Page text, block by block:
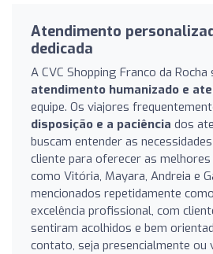
Atendimento
dedicada
A CVC Shopping Franco da
atendimento humanizado e
equipe. Os viajores
disposição e a paciência dos
buscam entender as
cliente para oferecer as
como Vitória, Mayara, Andreia e
mencionados repetidamente
excelência profissional, com
sentiram acolhidos e bem
contato, seja presencialmente ou